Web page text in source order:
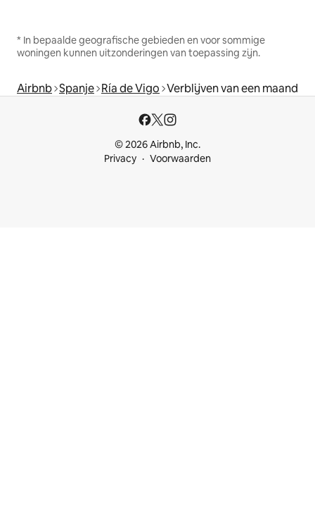
* In bepaalde geografische gebieden en voor sommige
woningen kunnen uitzonderingen van toepassing zijn.
Airbnb Spanje Ría de Vigo Verblijven van een maand
© 2026 Airbnb, Inc.
Privacy
Voorwaarden